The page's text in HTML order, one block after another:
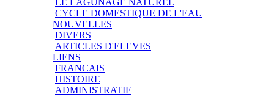
CYCLE DOMESTIQUE DE L'EAU
NOUVELLES
DIVERS
ARTICLES D'ELEVES
LIENS
FRANCAIS
HISTOIRE
ADMINISTRATIF